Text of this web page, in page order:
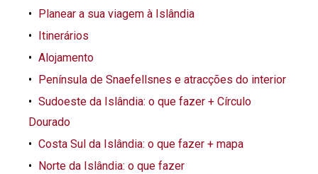
Planear a sua viagem à Islândia
Itinerários
Alojamento
Península de Snaefellsnes e atracções do interior
Sudoeste da Islândia: o que fazer + Círculo
Dourado
Costa Sul da Islândia: o que fazer + mapa
Norte da Islândia: o que fazer